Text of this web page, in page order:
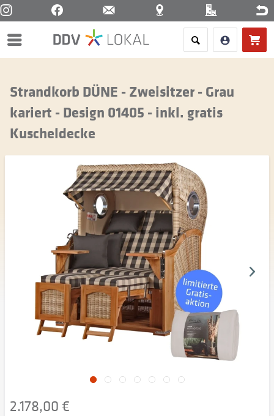
Menü
Strandkorb DÜNE - Zweisitzer - Grau
kariert - Design 01405 - inkl. gratis
Kuscheldecke
2.178,00 €